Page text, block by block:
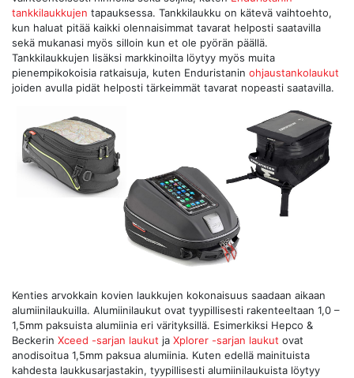
tankkilaukkujen tapauksessa. Tankkilaukku on kätevä vaihtoehto,
kun haluat pitää kaikki olennaisimmat tavarat helposti saatavilla
sekä mukanasi myös silloin kun et ole pyörän päällä.
Tankkilaukkujen lisäksi markkinoilta löytyy myös muita
pienempikokoisia ratkaisuja, kuten Enduristanin ohjaustankolaukut
joiden avulla pidät helposti tärkeimmät tavarat nopeasti saatavilla.
Kenties arvokkain kovien laukkujen kokonaisuus saadaan aikaan
alumiinilaukuilla. Alumiinilaukut ovat tyypillisesti rakenteeltaan 1,0 –
1,5mm paksuista alumiinia eri värityksillä. Esimerkiksi Hepco &
Beckerin Xceed -sarjan laukut ja Xplorer -sarjan laukut ovat
anodisoitua 1,5mm paksua alumiinia. Kuten edellä mainituista
kahdesta laukkusarjastakin, tyypillisesti alumiinilaukuista löytyy